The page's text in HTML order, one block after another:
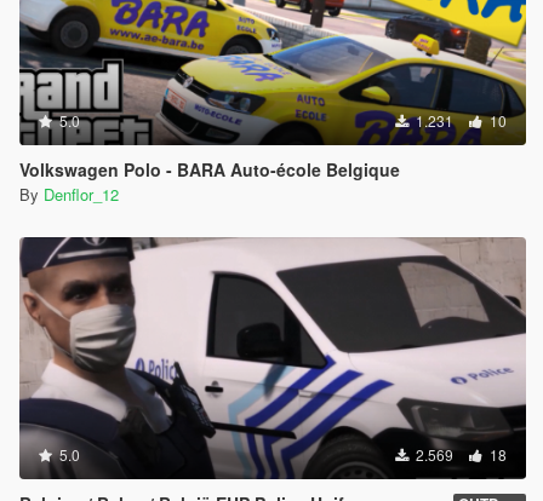
5.0 1.231 10
Volkswagen Polo - BARA Auto-école Belgique
By Denflor_12
5.0 2.569 18